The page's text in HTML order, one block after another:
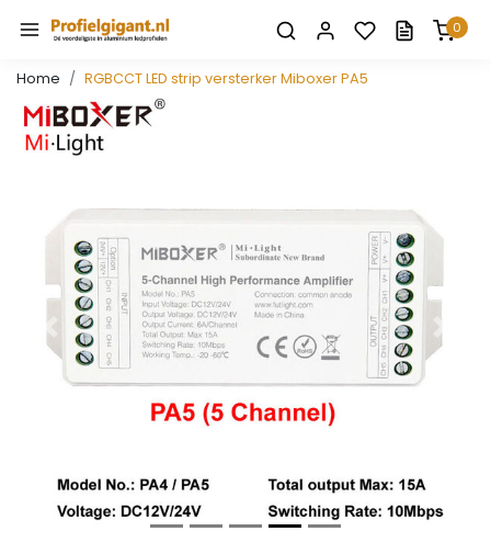
0
Home RGBCCT LED strip versterker Miboxer PA5
Vorige